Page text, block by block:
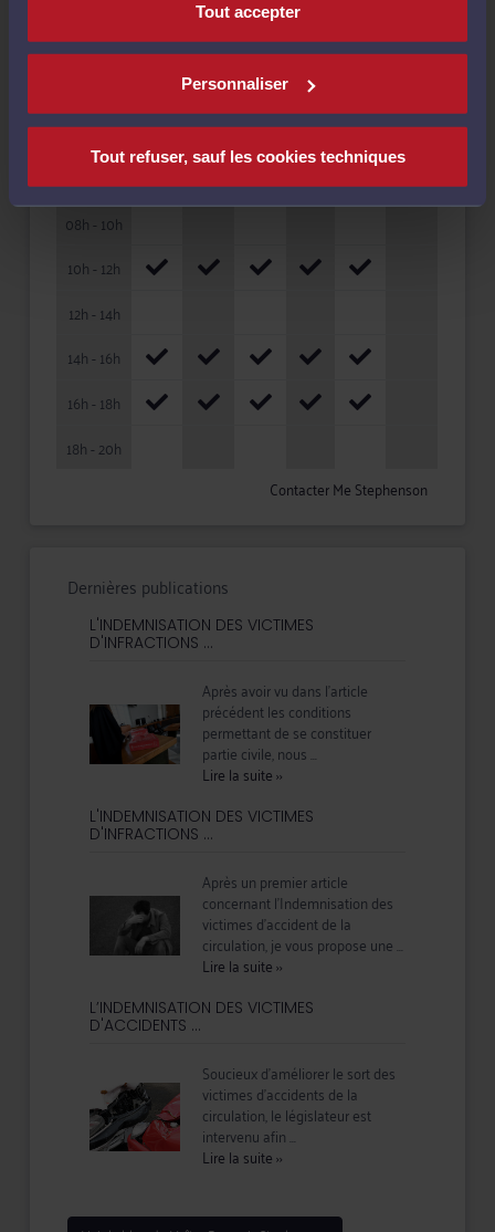
Tout accepter
Personnaliser
Tout refuser, sauf les cookies techniques
Disponibilités
Rendez-vous
cabinet
Consultation
téléphonique
08h - 10h
10h - 12h
12h - 14h
14h - 16h
16h - 18h
18h - 20h
Contacter Me Stephenson
Dernières publications
L'INDEMNISATION DES VICTIMES
D'INFRACTIONS ...
Après avoir vu dans l’article
précédent les conditions
permettant de se constituer
partie civile, nous ...
Lire la suite››
L'INDEMNISATION DES VICTIMES
D'INFRACTIONS ...
Après un premier article
concernant l'Indemnisation des
victimes d'accident de la
circulation, je vous propose une ...
Lire la suite››
L’INDEMNISATION DES VICTIMES
D'ACCIDENTS ...
Soucieux d’améliorer le sort des
victimes d’accidents de la
circulation, le législateur est
intervenu afin ...
Lire la suite››